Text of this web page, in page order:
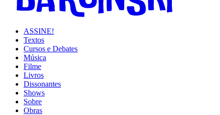
ASSINE!
Textos
Cursos e Debates
Música
Filme
Livros
Dissonantes
Shows
Sobre
Obras